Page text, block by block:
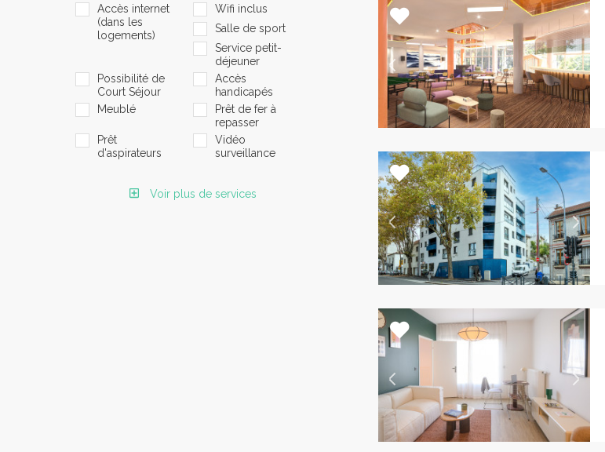
Accès internet
(dans les
logements)
Wifi inclus
Salle de sport
Service petit-
déjeuner
Possibilité de
Court Séjour
Accès
handicapés
Meublé
Prêt de fer à
repasser
Prêt
d'aspirateurs
Vidéo
surveillance
Voir plus de services